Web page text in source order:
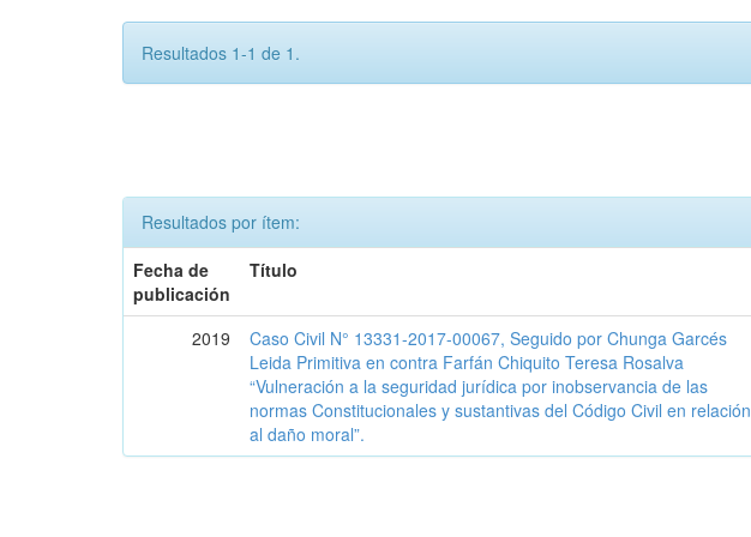
Resultados 1-1 de 1.
Resultados por ítem:
Fecha de
publicación
Título
2019
Caso Civil N° 13331-2017-00067, Seguido por Chunga Garcés
Leida Primitiva en contra Farfán Chiquito Teresa Rosalva
“Vulneración a la seguridad jurídica por inobservancia de las
normas Constitucionales y sustantivas del Código Civil en relación
al daño moral”.